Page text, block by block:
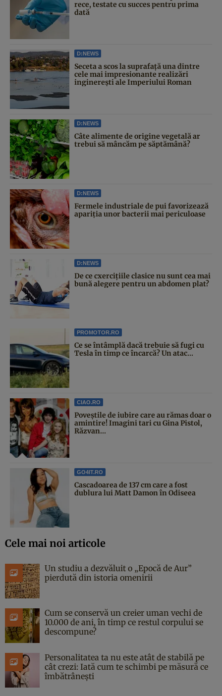
rece, testate cu succes pentru prima
dată
D:NEWS
Seceta a scos la suprafață una dintre
cele mai impresionante realizări
inginerești ale Imperiului Roman
D:NEWS
Câte alimente de origine vegetală ar
trebui să mâncăm pe săptămână?
D:NEWS
Fermele industriale de pui favorizează
apariția unor bacterii mai periculoase
D:NEWS
De ce cxercițiile clasice nu sunt cea mai
bună alegere pentru un abdomen plat?
PROMOTOR.RO
Ce se întâmplă dacă trebuie să fugi cu
Tesla în timp ce încarcă? Un atac...
CIAO.RO
Poveştile de iubire care au rămas doar o
amintire! Imagini tari cu Gina Pistol,
Răzvan...
GO4IT.RO
Cascadoarea de 137 cm care a fost
dublura lui Matt Damon în Odiseea
Cele mai noi articole
Un studiu a dezvăluit o „Epocă de Aur”
pierdută din istoria omenirii
Cum se conservă un creier uman vechi de
10.000 de ani, în timp ce restul corpului se
descompune?
Personalitatea ta nu este atât de stabilă pe
cât crezi: Iată cum te schimbi pe măsură ce
îmbătrânești